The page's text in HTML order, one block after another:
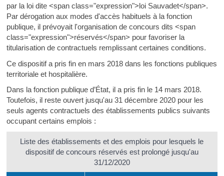
par la loi dite <span class="expression">loi Sauvadet</span>.
Par dérogation aux modes d'accès habituels à la fonction
publique, il prévoyait l'organisation de concours dits <span
class="expression">réservés</span> pour favoriser la
titularisation de contractuels remplissant certaines conditions.
Ce dispositif a pris fin en mars 2018 dans les fonctions publiques
territoriale et hospitalière.
Dans la fonction publique d’État, il a pris fin le 14 mars 2018.
Toutefois, il reste ouvert jusqu'au 31 décembre 2020 pour les
seuls agents contractuels des établissements publics suivants
occupant certains emplois :
Liste des établissements et des emplois pour lesquels le
dispositif de concours réservés est prolongé jusqu'au
31/12/2020